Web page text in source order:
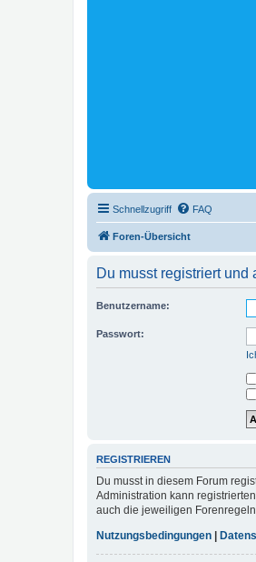
Schnellzugriff FAQ
Foren-Übersicht
Du musst registriert
Benutzername:
Passwort:
REGISTRIEREN
Du musst in diesem Forum
Administration kann
auch die jeweiligen
Nutzungsbedingungen |